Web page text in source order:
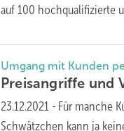
auf 100 hochqualifizierte
Umgang mit Kunden
Preisangriffe und
23.12.2021 - Für manche
Schwätzchen kann ja